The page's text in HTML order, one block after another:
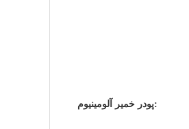
پودر خمیر آلومینیوم: